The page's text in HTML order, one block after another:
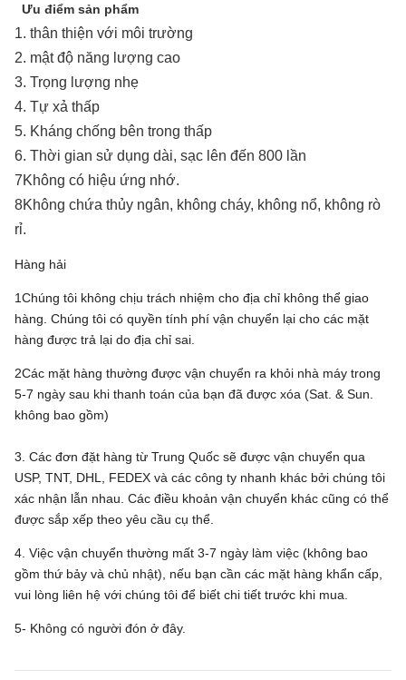
Ưu điểm sản phẩm
1. thân thiện với môi trường
2. mật độ năng lượng cao
3. Trọng lượng nhẹ
4. Tự xả thấp
5. Kháng chống bên trong thấp
6. Thời gian sử dụng dài, sạc lên đến 800 lần
7Không có hiệu ứng nhớ.
8Không chứa thủy ngân, không cháy, không nổ, không rò
rỉ.
Hàng hải
1Chúng tôi không chịu trách nhiệm cho địa chỉ không thể giao
hàng. Chúng tôi có quyền tính phí vận chuyển lại cho các mặt
hàng được trả lại do địa chỉ sai.
2Các mặt hàng thường được vận chuyển ra khỏi nhà máy trong
5-7 ngày sau khi thanh toán của bạn đã được xóa (Sat. & Sun.
không bao gồm)
3. Các đơn đặt hàng từ Trung Quốc sẽ được vận chuyển qua
USP, TNT, DHL, FEDEX và các công ty nhanh khác bởi chúng tôi
xác nhận lẫn nhau. Các điều khoản vận chuyển khác cũng có thể
được sắp xếp theo yêu cầu cụ thể.
4. Việc vận chuyển thường mất 3-7 ngày làm việc (không bao
gồm thứ bảy và chủ nhật), nếu bạn cần các mặt hàng khẩn cấp,
vui lòng liên hệ với chúng tôi để biết chi tiết trước khi mua.
5- Không có người đón ở đây.